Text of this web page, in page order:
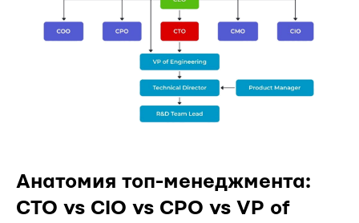
Анатомия топ-менеджмента:
CTO vs CIO vs CPO vs VP of